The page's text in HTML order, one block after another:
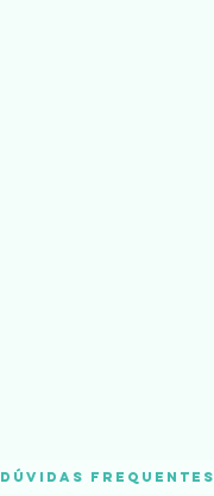
Dúvidas frequentes